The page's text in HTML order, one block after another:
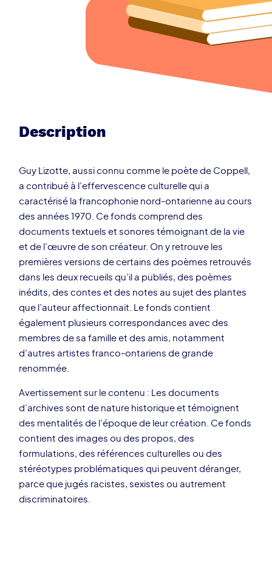
Description
Guy Lizotte, aussi connu comme le poète de Coppell,
a contribué à l’effervescence culturelle qui a
caractérisé la francophonie nord-ontarienne au cours
des années 1970. Ce fonds comprend des
documents textuels et sonores témoignant de la vie
et de l’œuvre de son créateur. On y retrouve les
premières versions de certains des poèmes retrouvés
dans les deux recueils qu’il a publiés, des poèmes
inédits, des contes et des notes au sujet des plantes
que l’auteur affectionnait. Le fonds contient
également plusieurs correspondances avec des
membres de sa famille et des amis, notamment
d’autres artistes franco-ontariens de grande
renommée.
Avertissement sur le contenu : Les documents
d’archives sont de nature historique et témoignent
des mentalités de l’époque de leur création. Ce fonds
contient des images ou des propos, des
formulations, des références culturelles ou des
stéréotypes problématiques qui peuvent déranger,
parce que jugés racistes, sexistes ou autrement
discriminatoires